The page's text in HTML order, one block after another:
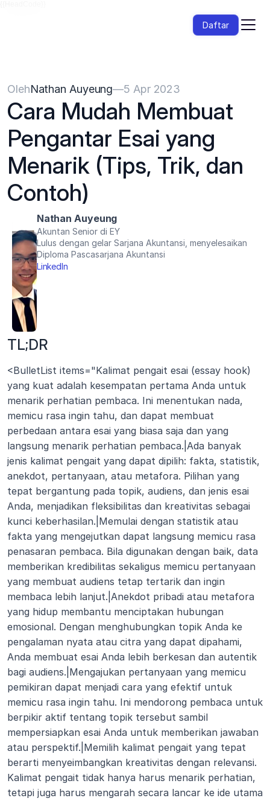
Daftar
OlehNathan Auyeung—5 Apr 2023
Cara Mudah Membuat
Pengantar Esai yang
Menarik (Tips, Trik, dan
Contoh)
Nathan Auyeung
Akuntan Senior di EY
Lulus dengan gelar Sarjana Akuntansi, menyelesaikan
Diploma Pascasarjana Akuntansi
LinkedIn
TL;DR
<BulletList items="Kalimat pengait esai (essay hook)
yang kuat adalah kesempatan pertama Anda untuk
menarik perhatian pembaca. Ini menentukan nada,
memicu rasa ingin tahu, dan dapat membuat
perbedaan antara esai yang biasa saja dan yang
langsung menarik perhatian pembaca.|Ada banyak
jenis kalimat pengait yang dapat dipilih: fakta, statistik,
anekdot, pertanyaan, atau metafora. Pilihan yang
tepat bergantung pada topik, audiens, dan jenis esai
Anda, menjadikan fleksibilitas dan kreativitas sebagai
kunci keberhasilan.|Memulai dengan statistik atau
fakta yang mengejutkan dapat langsung memicu rasa
penasaran pembaca. Bila digunakan dengan baik, data
memberikan kredibilitas sekaligus memicu pertanyaan
yang membuat audiens tetap tertarik dan ingin
membaca lebih lanjut.|Anekdot pribadi atau metafora
yang hidup membantu menciptakan hubungan
emosional. Dengan menghubungkan topik Anda ke
pengalaman nyata atau citra yang dapat dipahami,
Anda membuat esai Anda lebih berkesan dan autentik
bagi audiens.|Mengajukan pertanyaan yang memicu
pemikiran dapat menjadi cara yang efektif untuk
memicu rasa ingin tahu. Ini mendorong pembaca untuk
berpikir aktif tentang topik tersebut sambil
mempersiapkan esai Anda untuk memberikan jawaban
atau perspektif.|Memilih kalimat pengait yang tepat
berarti menyeimbangkan kreativitas dengan relevansi.
Kalimat pengait tidak hanya harus menarik perhatian,
tetapi juga harus mengarah secara lancar ke ide utama